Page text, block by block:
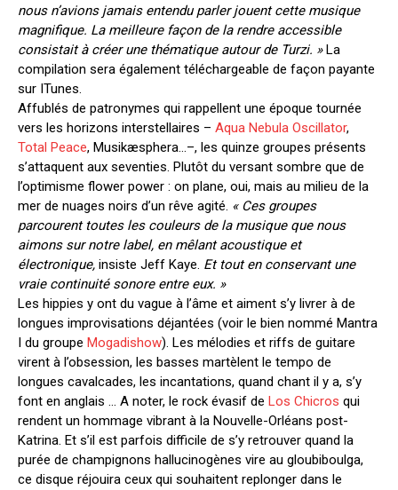
nous n’avions jamais entendu parler jouent cette musique
magnifique. La meilleure façon de la rendre accessible
consistait à créer une thématique autour de Turzi. »La
compilation sera également téléchargeable de façon payante
sur ITunes.
Affublés de patronymes qui rappellent une époque tournée
vers les horizons interstellaires – Aqua Nebula Oscillator,
Total Peace, Musikæsphera…–, les quinze groupes présents
s’attaquent aux seventies. Plutôt du versant sombre que de
l’optimisme flower power : on plane, oui, mais au milieu de la
mer de nuages noirs d’un rêve agité. « Ces groupes
parcourent toutes les couleurs de la musique que nous
aimons sur notre label, en mêlant acoustique et
électronique, insiste Jeff Kaye. Et tout en conservant une
vraie continuité sonore entre eux. »
Les hippies y ont du vague à l’âme et aiment s’y livrer à de
longues improvisations déjantées (voir le bien nommé Mantra
I du groupe Mogadishow). Les mélodies et riffs de guitare
virent à l’obsession, les basses martèlent le tempo de
longues cavalcades, les incantations, quand chant il y a, s’y
font en anglais … A noter, le rock évasif de Los Chicros qui
rendent un hommage vibrant à la Nouvelle-Orléans post-
Katrina. Et s’il est parfois difficile de s’y retrouver quand la
purée de champignons hallucinogènes vire au gloubiboulga,
ce disque réjouira ceux qui souhaitent replonger dans le